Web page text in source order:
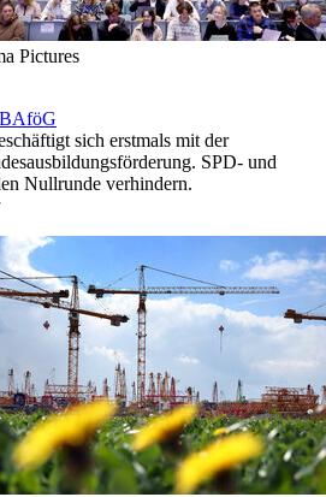
Pictures
sich erstmals mit der
SPD- und
Nullrunde verhindern.